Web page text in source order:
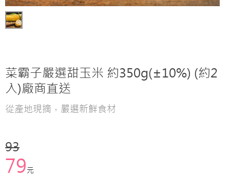
菜霸子嚴選甜玉米 約350g(±10%) (約2
入)廠商直送
從產地現摘，嚴選新鮮食材
93
79元